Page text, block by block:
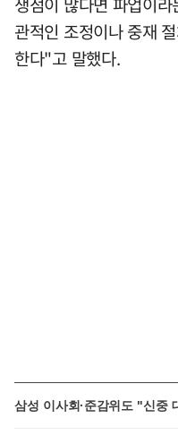
관적인 조정이나 중재
한다"고 말했다.
삼성 이사회·준감위도 "신중